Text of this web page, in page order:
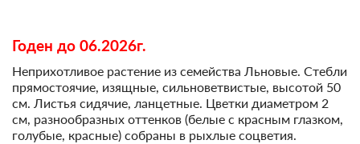
Годен до 06.2026г.
Неприхотливое растение из семейства Льновые. Стебли
прямостоячие, изящные, сильноветвистые, высотой 50
см. Листья сидячие, ланцетные. Цветки диаметром 2
см, разнообразных оттенков (белые с красным глазком,
голубые, красные) собраны в рыхлые соцветия.